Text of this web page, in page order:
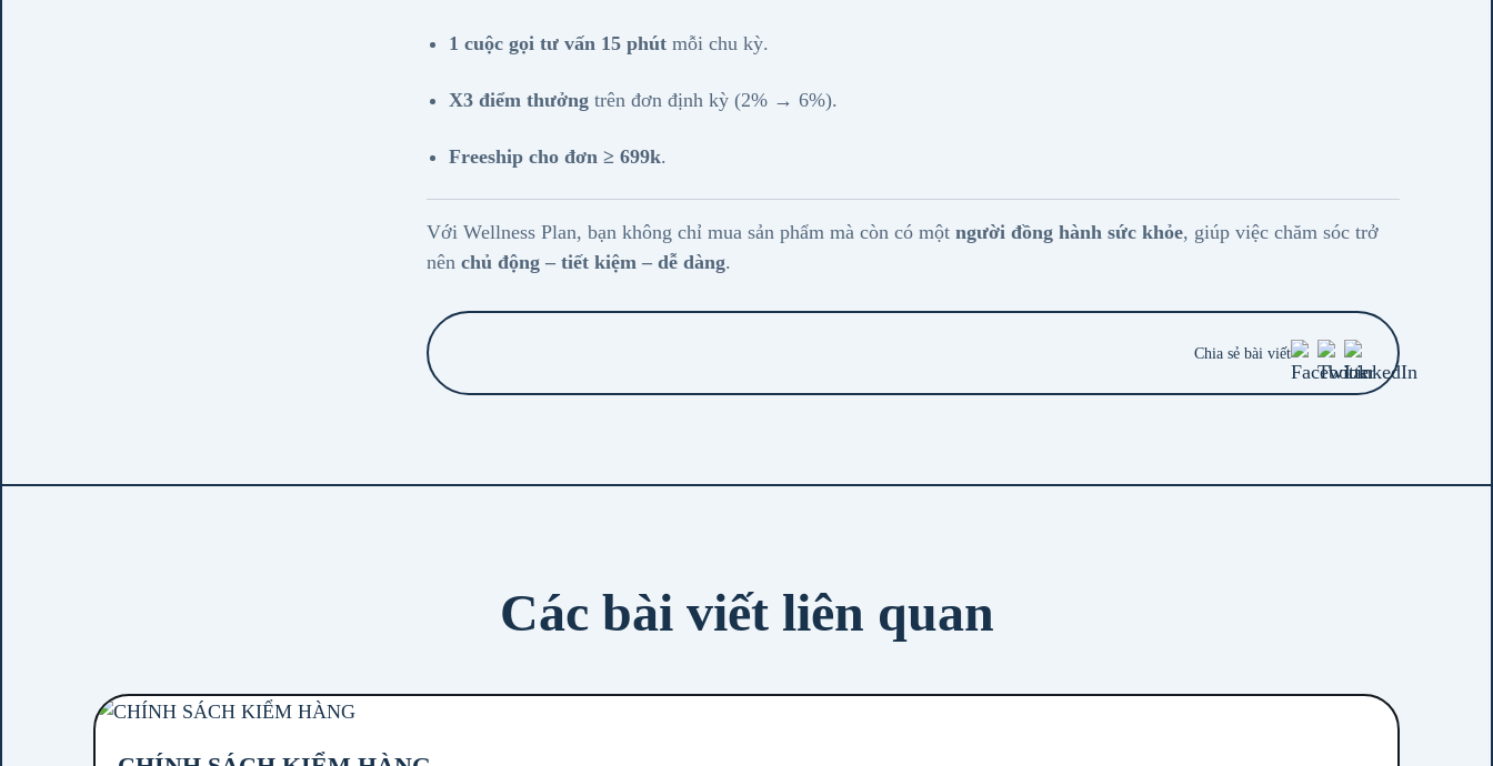
1 cuộc gọi tư vấn 15 phút mỗi chu kỳ.
X3 điểm thưởng trên đơn định kỳ (2% → 6%).
Freeship cho đơn ≥ 699k.
Với Wellness Plan, bạn không chỉ mua sản phẩm mà còn có một người đồng hành sức khỏe, giúp việc chăm sóc trở
nên chủ động – tiết kiệm – dễ dàng.
Chia sẻ bài viết
Các bài viết liên quan